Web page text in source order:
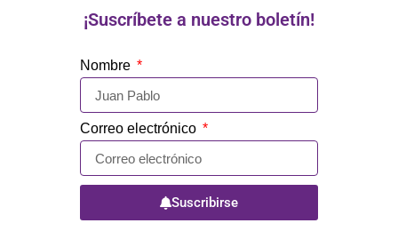
¡Suscríbete a nuestro boletín!
Nombre
Correo electrónico
Suscribirse